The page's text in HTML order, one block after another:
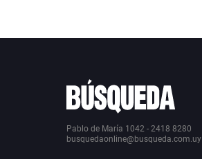
Pablo de María 1042 - 2418 8280
busquedaonline@busqueda.com.uy